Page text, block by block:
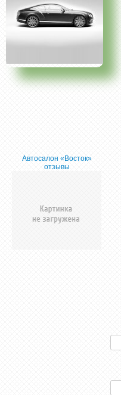
Автосалон «Восток»
отзывы